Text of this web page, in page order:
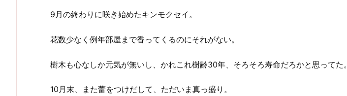
9月の終わりに咲き始めたキンモクセイ。
花数少なく例年部屋まで香ってくるのにそれがない。
樹木も心なしか元気が無いし、かれこれ樹齢30年、そろそろ寿命だろかと思ってた。
10月末、また蕾をつけだして、ただいま真っ盛り。